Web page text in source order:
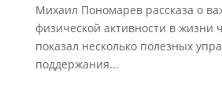
Михаил Пономарев рассказа о
физической активности в жизни
показал несколько полезных
поддержания...